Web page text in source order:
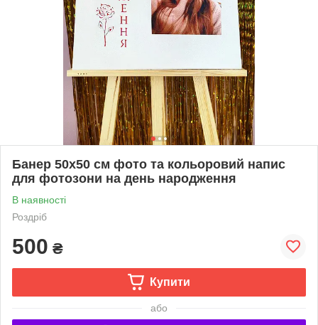
Банер 50х50 см фото та кольоровий напис
для фотозони на день народження
В наявності
Роздріб
500 ₴
Купити
або